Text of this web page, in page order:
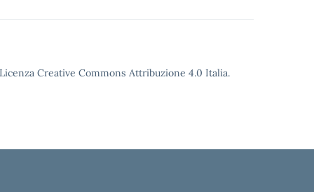
Creative Commons Attribuzione 4.0 Italia.